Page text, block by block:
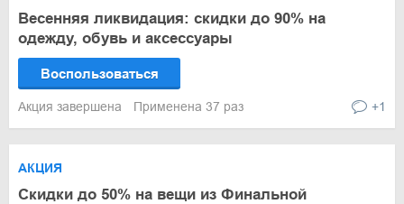
Весенняя ликвидация: скидки до 90% на
одежду, обувь и аксессуары
Воспользоваться
Акция завершена Применена 37 раз +1
АКЦИЯ
Скидки до 50% на вещи из Финальной